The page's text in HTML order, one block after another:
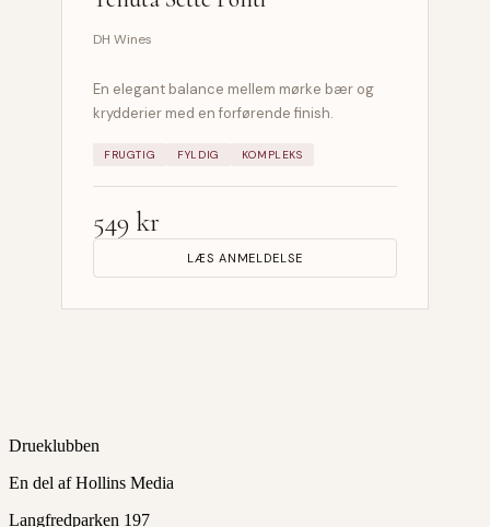
DH Wines
En elegant balance mellem mørke bær og
krydderier med en forførende finish.
FRUGTIG FYLDIG KOMPLEKS
549 kr
LÆS ANMELDELSE
Drueklubben
En del af Hollins Media
Langfredparken 197